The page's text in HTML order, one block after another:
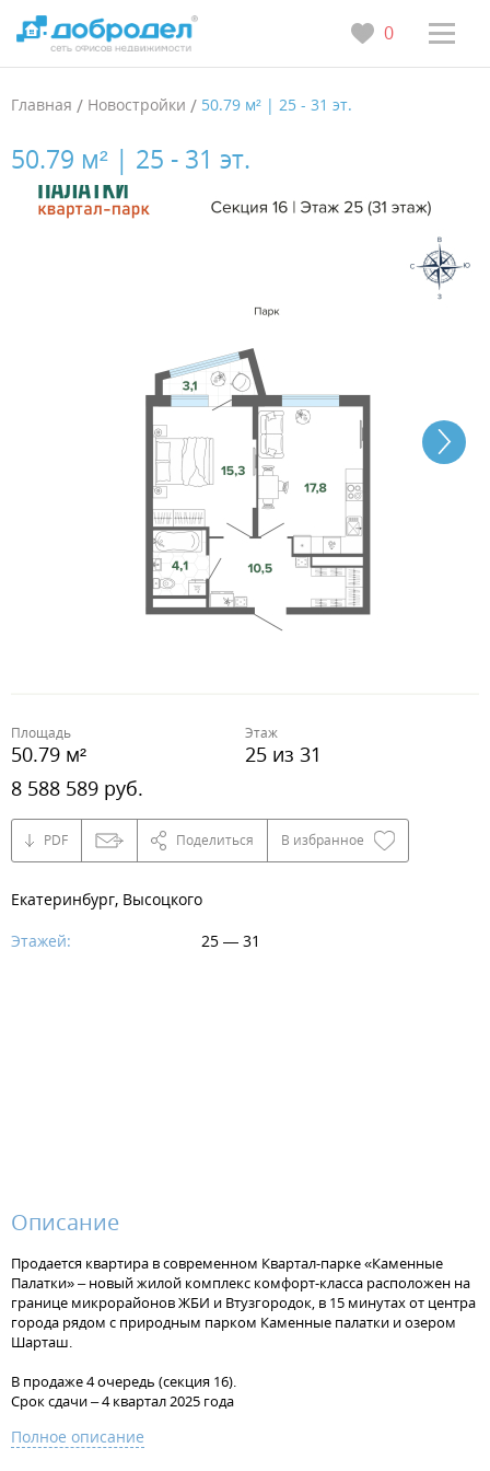
0
Главная / Новостройки / 50.79 м² | 25 - 31 эт.
50.79 м² | 25 - 31 эт.
Площадь
50.79 м²
Этаж
25 из 31
8 588 589 руб.
PDF Поделиться В избранное
Екатеринбург, Высоцкого
Этажей:
25 — 31
Описание
Продается квартира в современном Квартал-парке «Каменные
Палатки» – новый жилой комплекс комфорт-класса расположен на
границе микрорайонов ЖБИ и Втузгородок, в 15 минутах от центра
города рядом с природным парком Каменные палатки и озером
Шарташ.
В продаже 4 очередь (секция 16).
Срок сдачи – 4 квартал 2025 года
Преимущества квартир:
Полное описание